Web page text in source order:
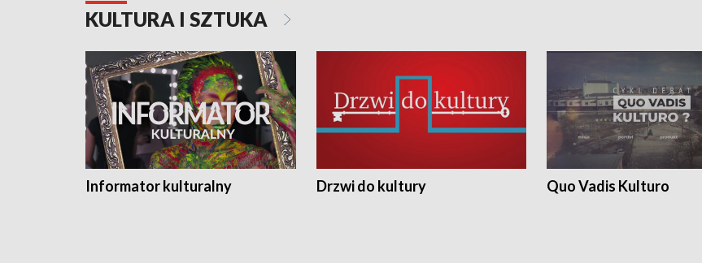
KULTURA I SZTUKA
Informator kulturalny Drzwi do kultury Quo Vadis Kulturo